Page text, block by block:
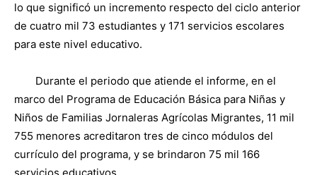
lo que significó un incremento respecto del ciclo anterior
de cuatro mil 73 estudiantes y 171 servicios escolares
para este nivel educativo.
Durante el periodo que atiende el informe, en el
marco del Programa de Educación Básica para Niñas y
Niños de Familias Jornaleras Agrícolas Migrantes, 11 mil
755 menores acreditaron tres de cinco módulos del
currículo del programa, y se brindaron 75 mil 166